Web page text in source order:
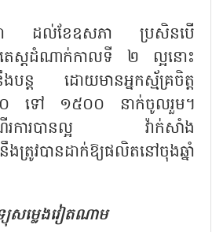
ា ដល់ខែឧសភា ប្រសិនបើ
ើតេស្តដំណាក់កាលទី ២ ល្អនោះ
ន្ត ដោយមានអ្នកស្ម័គ្រចិត្ត
ទៅ ១៥០០ នាក់ចូលរួម។
ើរការបានល្អ វ៉ាក់សាំង
រូវបានដាក់ឱ្យផលិតនៅចុងឆ្នាំ
សម្លេងវៀតណាម